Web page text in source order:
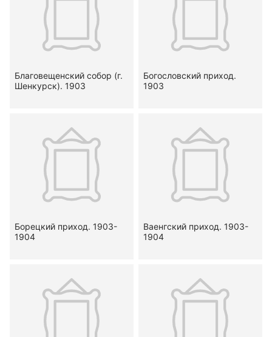
Благовещенский собор (г.
Шенкурск). 1903
Богословский приход.
1903
Борецкий приход. 1903-
1904
Ваенгский приход. 1903-
1904